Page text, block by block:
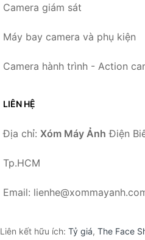
Camera giám sát
Máy bay camera và phụ kiện
Camera hành trình - Action
LIÊN HỆ
Địa chỉ: Xóm Máy Ảnh Điện
Tp.HCM
Email:
Liên kết hữu ích: Tỷ giá, The Face